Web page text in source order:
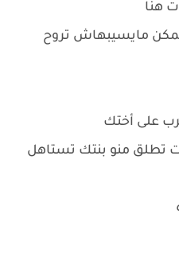
هنا
مايسيبهاش تروح
على أختك
تطلق منو بنتك تستاهل